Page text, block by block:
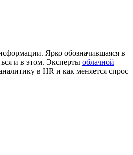
Ярко обозначившаяся в
и в этом. Эксперты облачной
в HR и как меняется спрос